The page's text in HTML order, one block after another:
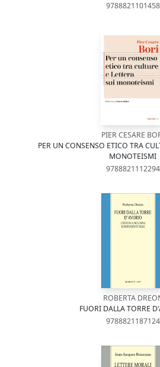
9788821101458
PIER CESARE
PER UN CONSENSO ETICO TRA
MONOTEISMI
9788821112294
ROBERTA
FUORI DALLA TORRE
9788821187124